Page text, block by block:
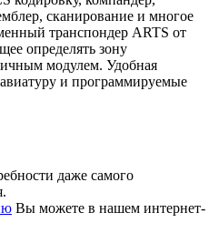
сканирование и многое
транспондер ARTS от
определять зону
модулем. Удобная
и программируемые
даже самого
Вы можете в нашем интернет-